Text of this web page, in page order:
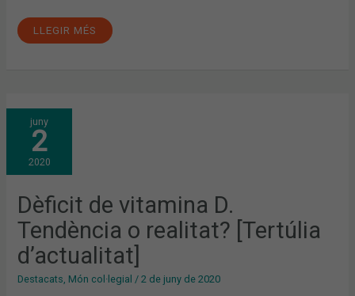
LLEGIR MÉS
juny
2
2020
Dèficit de vitamina D.
Tendència o realitat? [Tertúlia
d’actualitat]
Destacats, Món col·legial /2 de juny de 2020
DÈFICIT
DE
VITAMINA
D.
TENDÈNCIA
O
REALITAT?
D’ACTUALITAT]